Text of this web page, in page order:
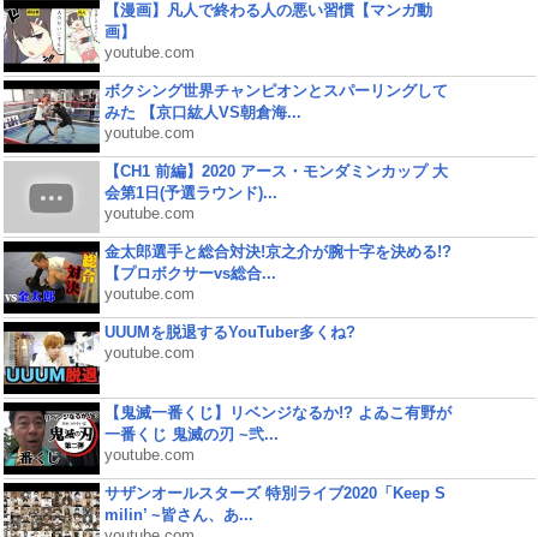
【漫画】凡人で終わる人の悪い習慣【マンガ動
画】
youtube.com
ボクシング世界チャンピオンとスパーリングして
みた 【京口紘人VS朝倉海...
youtube.com
【CH1 前編】2020 アース・モンダミンカップ 大
会第1日(予選ラウンド)...
youtube.com
金太郎選手と総合対決!京之介が腕十字を決める!?
【プロボクサーvs総合...
youtube.com
UUUMを脱退するYouTuber多くね?
youtube.com
【鬼滅一番くじ】リベンジなるか!? よゐこ有野が
一番くじ 鬼滅の刃 ~弐...
youtube.com
サザンオールスターズ 特別ライブ2020「Keep S
milin’ ~皆さん、あ...